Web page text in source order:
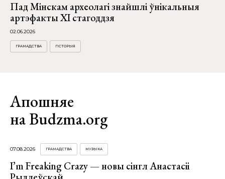
Пад Мінскам археолагі знайшлі ўнікальныя
артэфакты XI стагоддзя
02.06.2026
ГРАМАДСТВА ГІСТОРЫЯ
Апошняе
на Budzma.org
07.08.2026 ГРАМАДСТВА МУЗЫКА
I’m Freaking Crazy — новы сінгл Анастасіі